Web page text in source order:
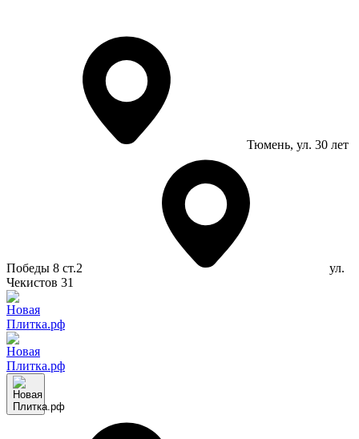
Тюмень, ул. 30 лет
Победы 8 ст.2
ул.
Чекистов 31